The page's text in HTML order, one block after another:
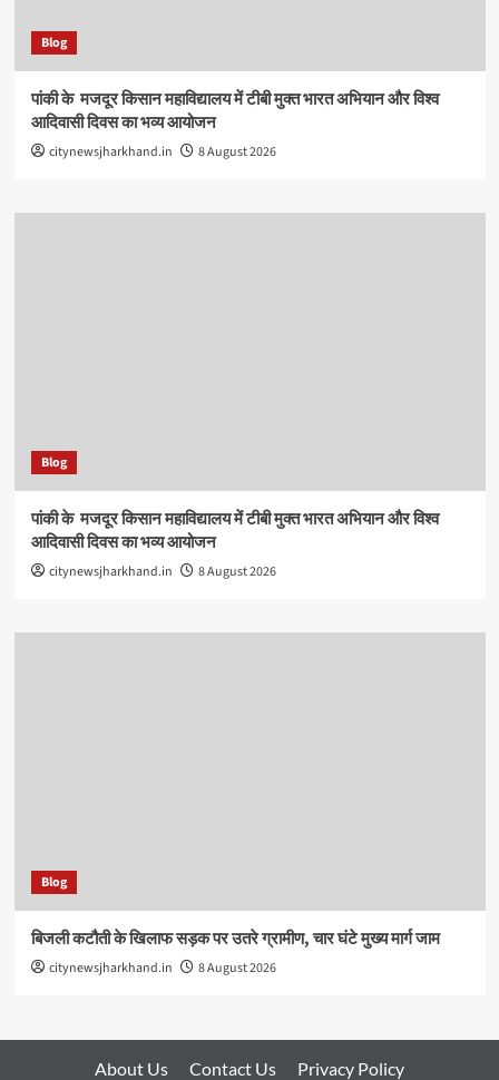
Blog
पांकी के ​ मजदूर किसान महाविद्यालय में टीबी मुक्त भारत अभियान और विश्व
आदिवासी दिवस का भव्य आयोजन
citynewsjharkhand.in 8 August 2026
Blog
पांकी के ​ मजदूर किसान महाविद्यालय में टीबी मुक्त भारत अभियान और विश्व
आदिवासी दिवस का भव्य आयोजन
citynewsjharkhand.in 8 August 2026
Blog
बिजली कटौती के खिलाफ सड़क पर उतरे ग्रामीण, चार घंटे मुख्य मार्ग जाम
citynewsjharkhand.in 8 August 2026
About Us Contact Us Privacy Policy